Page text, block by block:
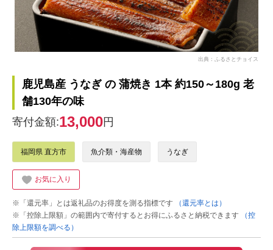
出典：ふるさとチョイス
鹿児島産 うなぎ の 蒲焼き 1本 約150～180g 老
舗130年の味
寄付金額:13,000円
福岡県 直方市 魚介類・海産物 うなぎ
お気に入り
※「還元率」とは返礼品のお得度を測る指標です
（還元率とは）
※「控除上限額」の範囲内で寄付するとお得にふるさと納税できます
（控
除上限額を調べる）